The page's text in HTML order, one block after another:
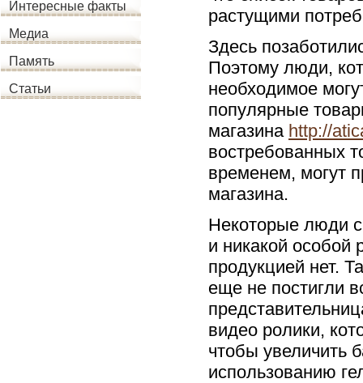
Интересные факты
Медиа
Память
Статьи
растущими
Здесь
Поэтому люди,
необходимое
популярные
магазина http://
востребованных
временем, могут
магазина.
Некоторые люди
и никакой особой
продукцией нет.
еще не постигли
видео ролики,
чтобы увеличить
использованию